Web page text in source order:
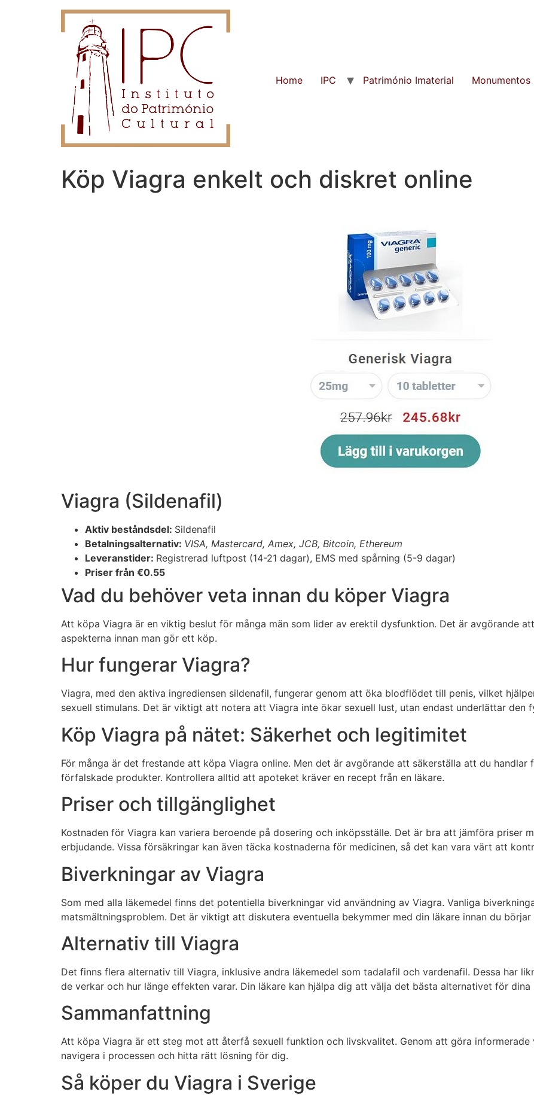
Home IPC Património Imaterial Monumentos
Köp Viagra enkelt och diskret online
Viagra (Sildenafil​)
Aktiv beståndsdel: Sildenafil
Betalningsalternativ: VISA, Mastercard, Amex, JCB, Bitcoin, Ethereum
Leveranstider: Registrerad luftpost (14-21 dagar), EMS med spårning (5-9 dagar)
Priser från €0.55
Vad du behöver veta innan du köper Viagra
Att köpa Viagra är en viktig beslut för många män som lider av erektil dysfunktion. Det är avgörande
aspekterna innan man gör ett köp.
Hur fungerar Viagra?
Viagra, med den aktiva ingrediensen sildenafil, fungerar genom att öka blodflödet till penis, vilket
sexuell stimulans. Det är viktigt att notera att Viagra inte ökar sexuell lust, utan endast underlättar den
Köp Viagra på nätet: Säkerhet och legitimitet
För många är det frestande att köpa Viagra online. Men det är avgörande att säkerställa att du
förfalskade produkter. Kontrollera alltid att apoteket kräver en recept från en läkare.
Priser och tillgänglighet
Kostnaden för Viagra kan variera beroende på dosering och inköpsställe. Det är bra att jämföra priser
erbjudande. Vissa försäkringar kan även täcka kostnaderna för medicinen, så det kan vara värt att
Biverkningar av Viagra
Som med alla läkemedel finns det potentiella biverkningar vid användning av Viagra. Vanliga
matsmältningsproblem. Det är viktigt att diskutera eventuella bekymmer med din läkare innan du börjar
Alternativ till Viagra
Det finns flera alternativ till Viagra, inklusive andra läkemedel som tadalafil och vardenafil. Dessa har
de verkar och hur länge effekten varar. Din läkare kan hjälpa dig att välja det bästa alternativet för dina
Sammanfattning
Att köpa Viagra är ett steg mot att återfå sexuell funktion och livskvalitet. Genom att göra
navigera i processen och hitta rätt lösning för dig.
Så köper du Viagra i Sverige